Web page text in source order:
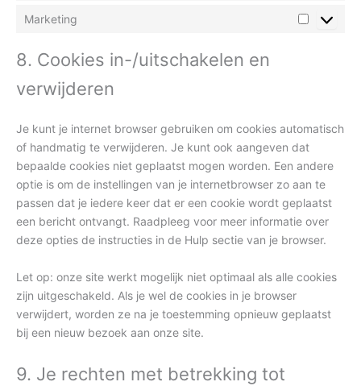
Marketing
8. Cookies in-/uitschakelen en
verwijderen
Je kunt je internet browser gebruiken om cookies automatisch
of handmatig te verwijderen. Je kunt ook aangeven dat
bepaalde cookies niet geplaatst mogen worden. Een andere
optie is om de instellingen van je internetbrowser zo aan te
passen dat je iedere keer dat er een cookie wordt geplaatst
een bericht ontvangt. Raadpleeg voor meer informatie over
deze opties de instructies in de Hulp sectie van je browser.
Let op: onze site werkt mogelijk niet optimaal als alle cookies
zijn uitgeschakeld. Als je wel de cookies in je browser
verwijdert, worden ze na je toestemming opnieuw geplaatst
bij een nieuw bezoek aan onze site.
9. Je rechten met betrekking tot